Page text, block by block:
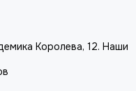
Королева, 12. Наши